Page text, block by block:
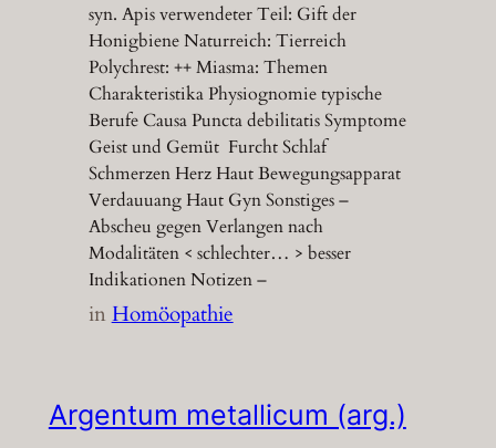
syn. Apis verwendeter Teil: Gift der
Honigbiene Naturreich: Tierreich
Polychrest: ++ Miasma: Themen
Charakteristika Physiognomie typische
Berufe Causa Puncta debilitatis Symptome
Geist und Gemüt Furcht Schlaf
Schmerzen Herz Haut Bewegungsapparat
Verdauuang Haut Gyn Sonstiges –
Abscheu gegen Verlangen nach
Modalitäten < schlechter… > besser
Indikationen Notizen –
inHomöopathie
Argentum metallicum (arg.)